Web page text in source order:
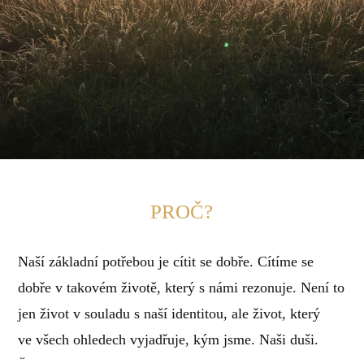
PROČ?
Naší základní potřebou je cítit se dobře. Cítíme se
dobře v takovém životě, který s námi rezonuje. Není to
jen život v souladu s naší identitou, ale život, který
ve všech ohledech vyjadřuje, kým jsme. Naši duši.